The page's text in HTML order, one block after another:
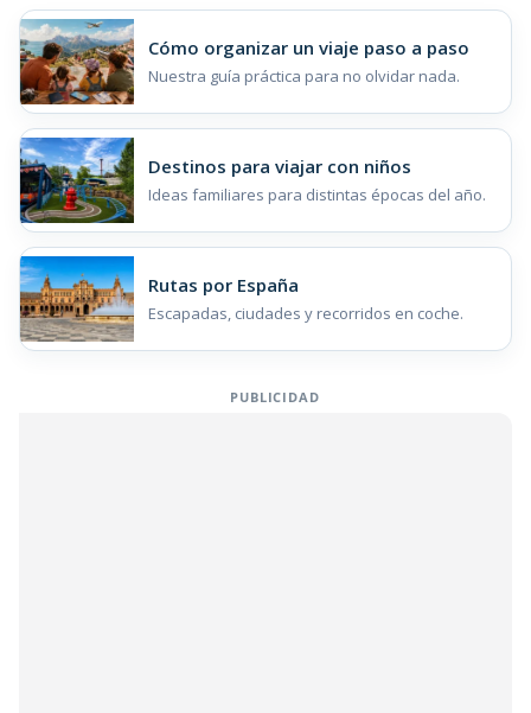
Cómo organizar un viaje paso a paso
Nuestra guía práctica para no olvidar nada.
Destinos para viajar con niños
Ideas familiares para distintas épocas del año.
Rutas por España
Escapadas, ciudades y recorridos en coche.
PUBLICIDAD